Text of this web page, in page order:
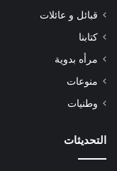
قبائل و عائلات
كتابنا
مرأه بدوية
منوعات
وطنيات
التحديثات